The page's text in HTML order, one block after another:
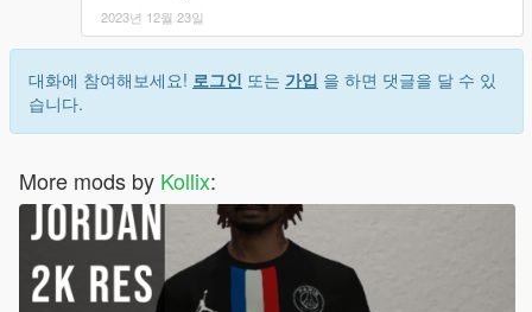
2023년 12월 23일
대화에 참여해보세요! 로그인 또는 가입 을 하면 댓글을 달 수 있
습니다.
More mods by Kollix: